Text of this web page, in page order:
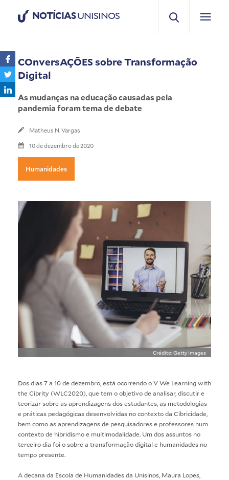
NOTÍCIASUNISINOS
COnversAÇÕES sobre Transformação
Digital
As mudanças na educação causadas pela
pandemia foram tema de debate
Matheus N. Vargas
10 de dezembro de 2020
Humanidades
Crédito: Getty Images
Dos dias 7 a 10 de dezembro, está ocorrendo o V We Learning with
the Cibrity (WLC2020), que tem o objetivo de analisar, discutir e
teorizar sobre as aprendizagens dos estudantes, as metodologias
e práticas pedagógicas desenvolvidas no contexto da Cibricidade,
bem como as aprendizagens de pesquisadores e professores num
contexto de hibridismo e multimodalidade. Um dos assuntos no
terceiro dia foi o sobre a transformação digital e humanidades no
tempo presente.
A decana da Escola de Humanidades da Unisinos, Maura Lopes,